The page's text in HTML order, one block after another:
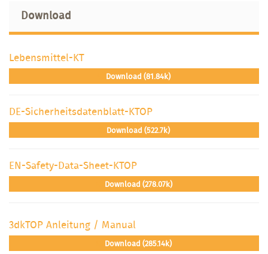
Download
Lebensmittel-KT
Download (81.84k)
DE-Sicherheitsdatenblatt-KTOP
Download (522.7k)
EN-Safety-Data-Sheet-KTOP
Download (278.07k)
3dkTOP Anleitung / Manual
Download (285.14k)